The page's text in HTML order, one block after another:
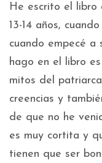
He escrito el libro
13-14 años,
cuando empecé a
hago en el libro
mitos del
creencias y
de que no he
es muy cortita y
tienen que ser